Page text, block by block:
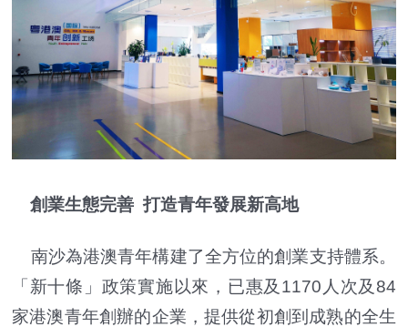
創業生態完善 打造青年發展新高地
南沙為港澳青年構建了全方位的創業支持體系。
「新十條」政策實施以來，已惠及1170人次及84
家港澳青年創辦的企業，提供從初創到成熟的全生